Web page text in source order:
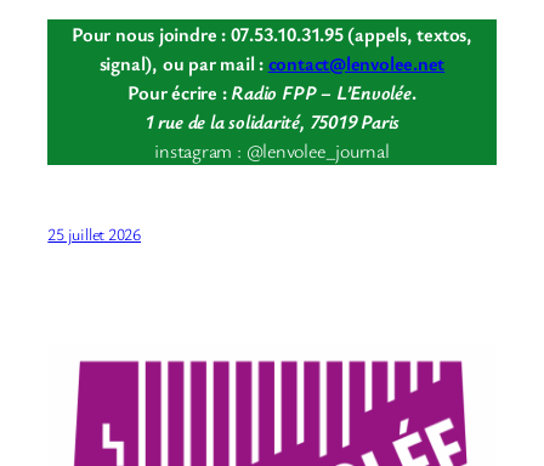
Pour nous joindre : 07.53.10.31.95 (appels, textos,
signal), ou par mail :contact@lenvolee.net
Pour écrire :Radio FPP – L’Envolée.
1 rue de la solidarité, 75019 Paris
instagram : @lenvolee_journal
25 juillet 2026